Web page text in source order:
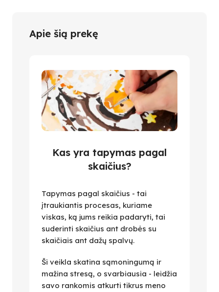
Apie šią prekę
Kas yra tapymas pagal
skaičius?
Tapymas pagal skaičius - tai
įtraukiantis procesas, kuriame
viskas, ką jums reikia padaryti, tai
suderinti skaičius ant drobės su
skaičiais ant dažų spalvų.
Ši veikla skatina sąmoningumą ir
mažina stresą, o svarbiausia - leidžia
savo rankomis atkurti tikrus meno